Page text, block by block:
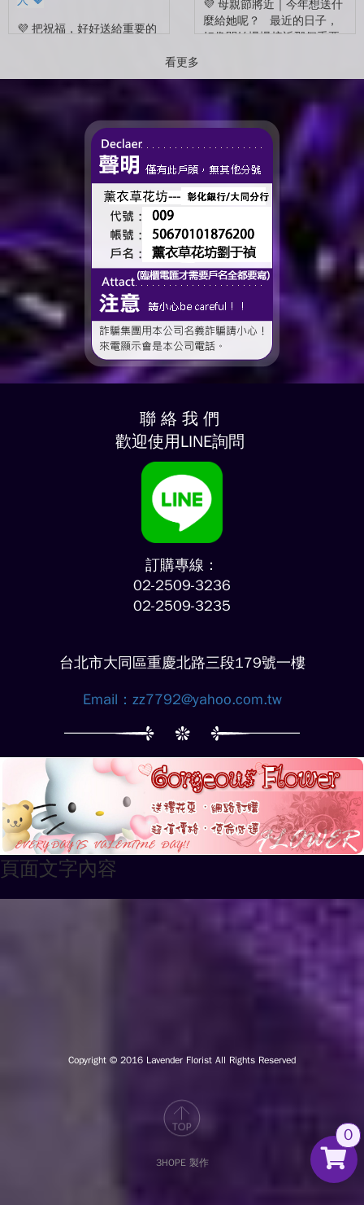
💜 把祝福，好好送給重要的
很多，準備往下一段生活前
💜 母親節將近｜今年想送什
麼給她呢？ 最近的日子，
好像開始慢慢接近那個重要
看更多
聯 絡 我 們
歡迎使用LINE詢問
訂購專線：
02-2509-3236
02-2509-3235
台北市大同區重慶北路三段179號一樓
Email： zz7792@yahoo.com.tw
頁面文字內容
Copyright © 2016 Lavender Florist All Rights Reserved
3HOPE 製作
0